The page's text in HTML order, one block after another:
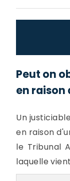
Peut on
en raison
Un
en raison
le Tribunal
laquelle